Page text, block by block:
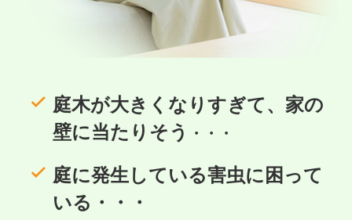
庭木が大きくなりすぎて、 家の
壁に当たりそう
・・・
庭に発生している害虫に困って
いる・・・